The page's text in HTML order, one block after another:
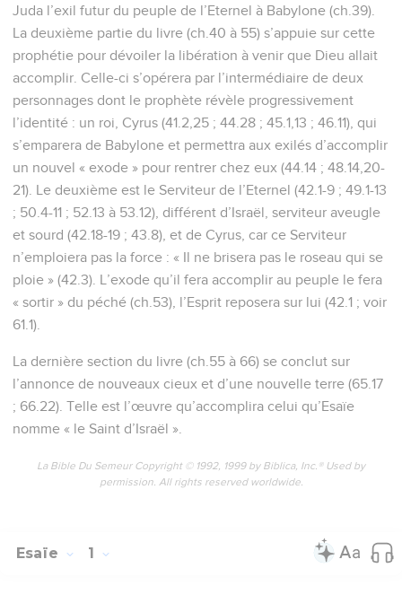
Juda l’exil futur du peuple de l’Eternel à Babylone (ch.39).
La deuxième partie du livre (ch.40 à 55) s’appuie sur cette
prophétie pour dévoiler la libération à venir que Dieu allait
accomplir. Celle-ci s’opérera par l’intermédiaire de deux
personnages dont le prophète révèle progressivement
l’identité : un roi, Cyrus (41.2,25 ; 44.28 ; 45.1,13 ; 46.11), qui
s’emparera de Babylone et permettra aux exilés d’accomplir
un nouvel « exode » pour rentrer chez eux (44.14 ; 48.14,20-
21). Le deuxième est le Serviteur de l’Eternel (42.1-9 ; 49.1-13
; 50.4-11 ; 52.13 à 53.12), différent d’Israël, serviteur aveugle
et sourd (42.18-19 ; 43.8), et de Cyrus, car ce Serviteur
n’emploiera pas la force : « Il ne brisera pas le roseau qui se
ploie » (42.3). L’exode qu’il fera accomplir au peuple le fera
« sortir » du péché (ch.53), l’Esprit reposera sur lui (42.1 ; voir
61.1).
La dernière section du livre (ch.55 à 66) se conclut sur
l’annonce de nouveaux cieux et d’une nouvelle terre (65.17
; 66.22). Telle est l’œuvre qu’accomplira celui qu’Esaïe
nomme « le Saint d’Israël ».
La Bible Du Semeur Copyright © 1992, 1999 by Biblica, Inc.® Used by
permission. All rights reserved worldwide.
Esaïe 1